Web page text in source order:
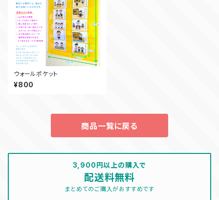
ウォールポケット
¥800
商品一覧に戻る
3,900円以上の購入で
配送料無料
まとめてのご購入がおすすめです